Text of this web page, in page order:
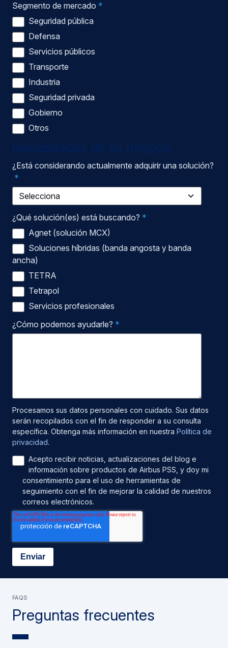
Segmento de mercado *
Seguridad pública
Defensa
Servicios públicos
Transporte
Industria
Seguridad privada
Gobierno
Otros
Necesidades de su negocio
¿Está considerando actualmente adquirir una solución?
*
¿Qué solución(es) está buscando? *
Agnet (solución MCX)
Soluciones híbridas (banda angosta y banda
ancha)
TETRA
Tetrapol
Servicios profesionales
¿Cómo podemos ayudarle? *
Procesamos sus datos personales con cuidado. Sus datos
serán recopilados con el fin de responder a su consulta
específica. Obtenga más información en nuestra Política de
privacidad.
Acepto recibir noticias, actualizaciones del blog e
información sobre productos de Airbus PSS, y doy mi
consentimiento para el uso de herramientas de
seguimiento con el fin de mejorar la calidad de nuestros
correos electrónicos.
Preguntas frecuentes
FAQS